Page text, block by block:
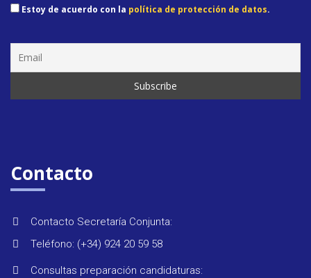
Estoy de acuerdo con la política de protección de datos.
Contacto
Contacto Secretaría Conjunta:
Teléfono: (+34) 924 20 59 58
Consultas preparación candidaturas: